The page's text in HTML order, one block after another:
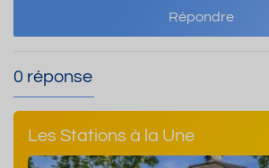
Répondre
0 réponse
Les Stations à la Une